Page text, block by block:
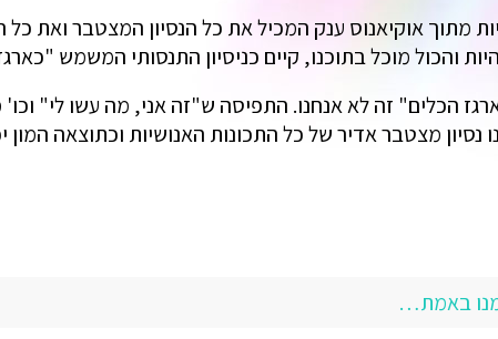
מתוך אוקיאנוס ענק המכיל את כל הנסיון המצטבר ואת כל
והכול מוכל בתוכנו, קיים כניסיון התנסותי המשמש
הכלים" זה לא אנחנו. התפיסה ש"זה אני, מה עשו לי" וכו'
מצטבר אדיר של כל התכונות האנושיות וכתוצאה המון
באמת…